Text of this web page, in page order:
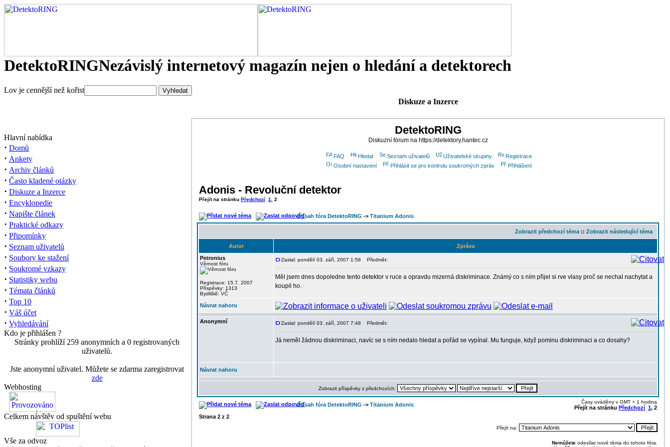
DetektoRINGNezávislý internetový magazín nejen o hledání a detektorech
Lov je cennější než kořist
Hlavní nabídka
· Domů
· Ankety
· Archiv článků
· Často kladené otázky
· Diskuze a Inzerce
· Encyklopedie
· Napište článek
· Praktické odkazy
· Připomínky
· Seznam uživatelů
· Soubory ke stažení
· Soukromé vzkazy
· Statistiky webu
· Témata článků
· Top 10
· Váš účet
· Vyhledávání
Kdo je přihlášen ?
Stránky prohlíží 259 anonymních a 0 registrovaných
uživatelů.
Jste anonymní uživatel. Můžete se zdarma zaregistrovat
zde
Webhosting
Celkem návštěv od spuštění webu
Vše za odvoz
Diskuze a Inzerce
DetektoRING
Diskuzní fórum na https://detektory.hantec.cz
FAQ Hledat Seznam uživatelů Uživatelské skupiny
Registrace
Osobní nastavení
Přihlásit se pro kontrolu soukromých zpráv Přihlášení
Adonis - Revoluční detektor
Přejít na stránku Předchozí 1 2
Obsah fóra DetektoRING -> Titanium Adonis
Zobrazit předchozí téma :: Zobrazit následující téma
Autor
Zpráva
Petronius
Věrnost fóru
Registrace: 15.7. 2007
Příspěvky: 1313
Bydliště: VČ
Zaslal: pondělí 03. září, 2007 1:58 Předmět:
Měl jsem dnes dopoledne tento detektor v ruce a opravdu mizerná diskriminace. Známý co s ním přijel si rve vlasy proč se nechal nachytat a
koupil ho.
Návrat nahoru
Anonymní Zaslal: pondělí 03. září, 2007 7:48 Předmět:
Já neměl žádnou diskriminaci, navíc se s ním nedalo hledat a pořád se vypínal. Mu funguje, když pominu diskriminaci a co dosahy?
Návrat nahoru
Zobrazit příspěvky z předchozích:
Obsah fóra DetektoRING -> Titanium Adonis Časy uváděny v GMT + 1 hodina
Přejít na stránku Předchozí 1, 2
Strana 2 z 2
Přejít na:
Nemůžete odesílat nové téma do tohoto fóra.